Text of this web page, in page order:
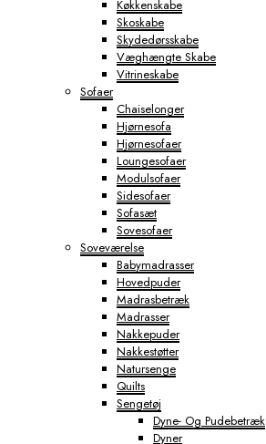
Køkkenskabe
Skoskabe
Skydedørsskabe
Væghængte Skabe
Vitrineskabe
Sofaer
Chaiselonger
Hjørnesofa
Hjørnesofaer
Loungesofaer
Modulsofaer
Sidesofaer
Sofasæt
Sovesofaer
Soveværelse
Babymadrasser
Hovedpuder
Madrasbetræk
Madrasser
Nakkepuder
Nakkestøtter
Natursenge
Quilts
Sengetøj
Dyne- Og Pudebetræk
Dyner